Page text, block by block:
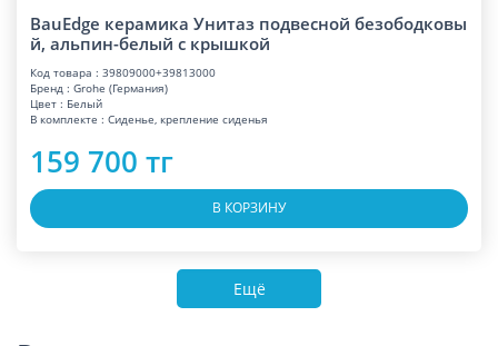
BauEdge керамика Унитаз подвесной безободковы
й, альпин-белый с крышкой
Код товара : 39809000+39813000
Бренд : Grohe (Германия)
Цвет : Белый
В комплекте : Сиденье, крепление сиденья
159 700 тг
В КОРЗИНУ
Ещё